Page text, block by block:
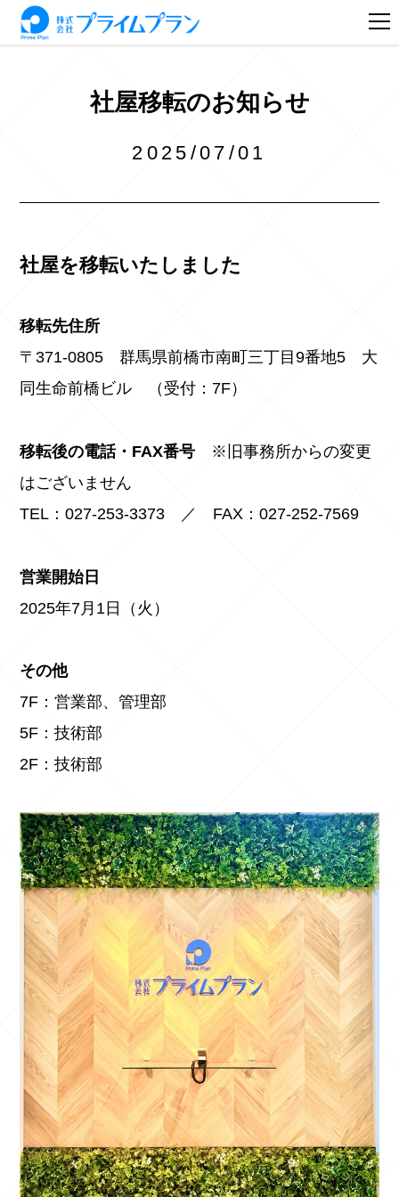
社屋移転のお知らせ
2025/07/01
社屋を移転いたしました
移転先住所
〒371-0805 群馬県前橋市南町三丁目9番地5 大
同生命前橋ビル （受付：7F）
移転後の電話・FAX番号 ※旧事務所からの変更
はございません
TEL：027-253-3373 ／ FAX：027-252-7569
営業開始日
2025年7月1日（火）
その他
7F：営業部、管理部
5F：技術部
2F：技術部